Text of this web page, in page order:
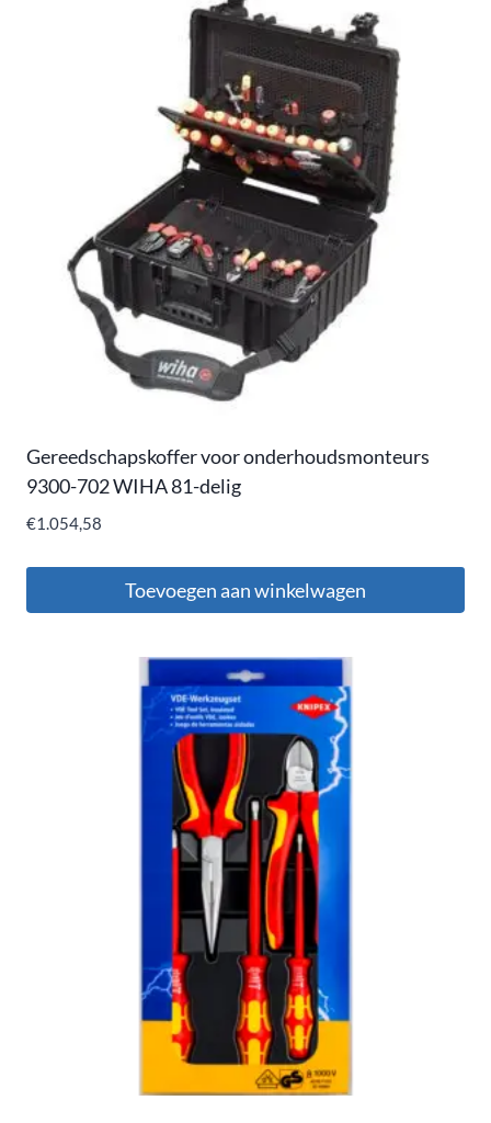
Gereedschapskoffer voor onderhoudsmonteurs
9300-702 WIHA 81-delig
€1.054,58
Toevoegen aan winkelwagen